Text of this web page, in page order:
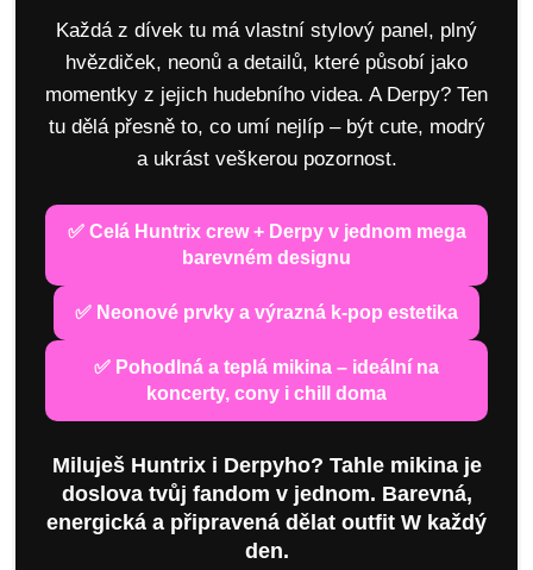
Každá z dívek tu má vlastní stylový panel, plný
hvězdiček, neonů a detailů, které působí jako
momentky z jejich hudebního videa. A Derpy? Ten
tu dělá přesně to, co umí nejlíp – být cute, modrý
a ukrást veškerou pozornost.
✅ Celá Huntrix crew + Derpy v jednom mega
barevném designu
✅ Neonové prvky a výrazná k-pop estetika
✅ Pohodlná a teplá mikina – ideální na
koncerty, cony i chill doma
Miluješ Huntrix i Derpyho? Tahle mikina je
doslova tvůj fandom v jednom. Barevná,
energická a připravená dělat outfit W každý
den.